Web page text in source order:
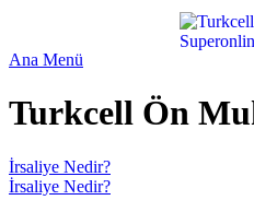
Ana Menü
Turkcell Ön
İrsaliye Nedir?
İrsaliye Nedir?